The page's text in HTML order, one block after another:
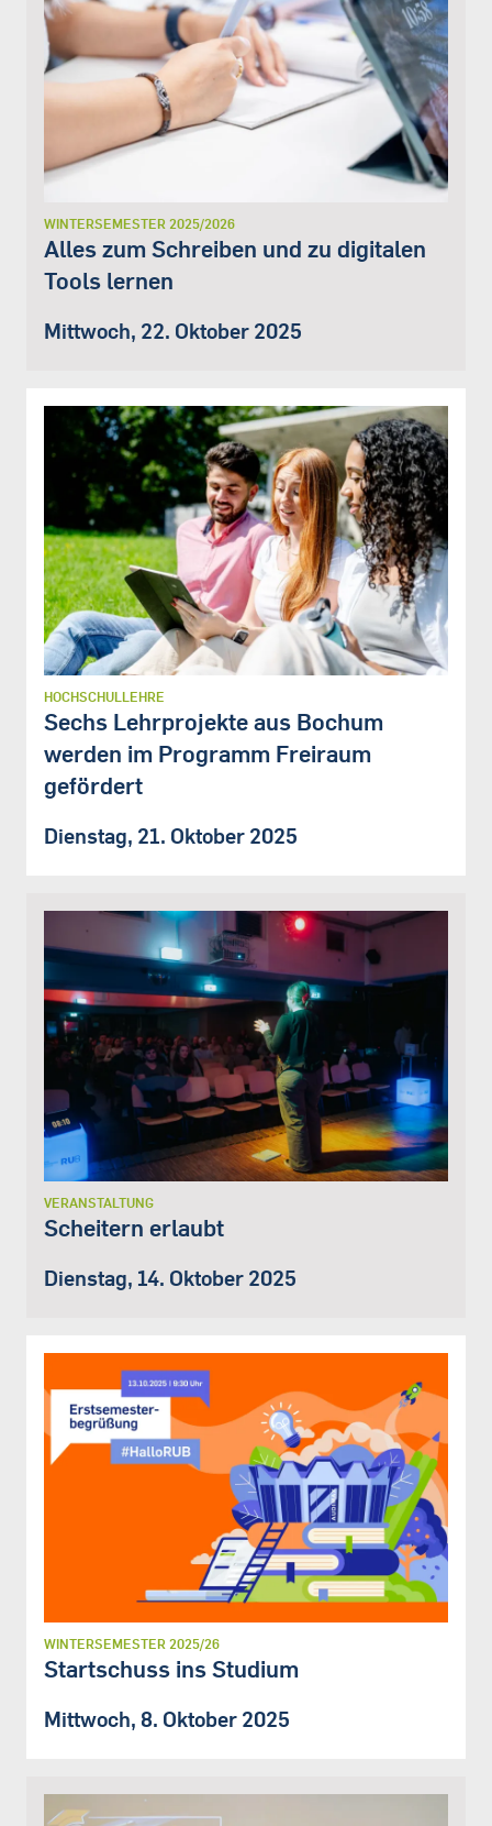
WINTERSEMESTER 2025/2026
Alles zum Schreiben und zu digitalen
Tools lernen
Mittwoch, 22. Oktober 2025
HOCHSCHULLEHRE
Sechs Lehrprojekte aus Bochum
werden im Programm Freiraum
gefördert
Dienstag, 21. Oktober 2025
VERANSTALTUNG
Scheitern erlaubt
Dienstag, 14. Oktober 2025
WINTERSEMESTER 2025/26
Startschuss ins Studium
Mittwoch, 8. Oktober 2025